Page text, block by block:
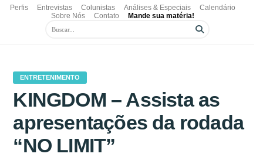
Perfis Entrevistas Colunistas Análises & Especiais
Calendário
Sobre Nós
Contato Mande sua matéria!
ENTRETENIMENTO
KINGDOM – Assista as
apresentações da rodada
“NO LIMIT”